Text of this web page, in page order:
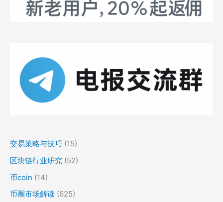
交易策略与技巧 (15)
区块链行业研究 (52)
币coin (14)
币圈市场解读 (625)